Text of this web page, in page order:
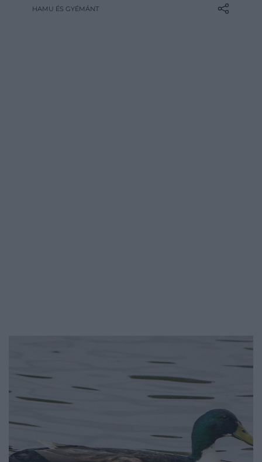
ökoszisztémát jelenti, ami páratlan
HAMU ÉS GYÉMÁNT